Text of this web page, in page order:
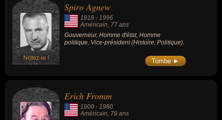
Notez-le !
Spiro Agnew
1918 - 1996
Américain , 77 ans
Gouverneur, Homme d'état, Homme
politique, Vice-président (Histoire, Politique).
Tombe ►
Erich Fromm
1900 - 1980
Américain, 79 ans